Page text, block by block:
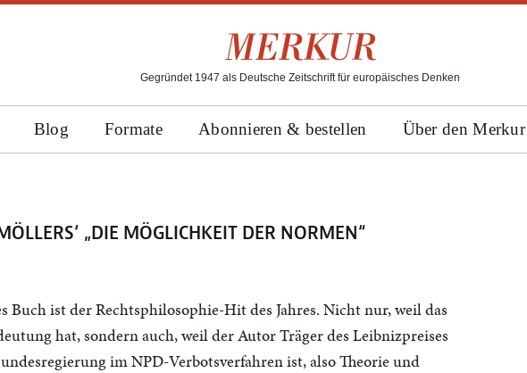
Gegründet 1947 als Deutsche Zeitschrift für europäisches Denken
Blog Formate Abonnieren & bestellen Über den Merkur
„DIE MÖGLICHKEIT DER NORMEN“
Buch ist der Rechtsphilosophie-Hit des Jahres. Nicht nur, weil das
hat, sondern auch, weil der Autor Träger des Leibnizpreises
im NPD-Verbotsverfahren ist, also Theorie und